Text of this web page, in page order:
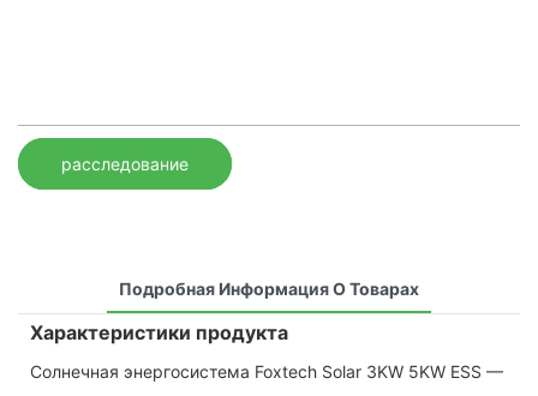
расследование
Подробная Информация О Товарах
Характеристики продукта
Солнечная энергосистема Foxtech Solar 3KW 5KW ESS —